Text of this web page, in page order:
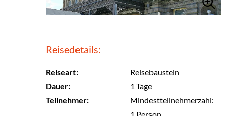
Reisedetails:
Reiseart:
Reisebaustein
Dauer:
1 Tage
Teilnehmer:
Mindestteilnehmerzahl:
1 Person